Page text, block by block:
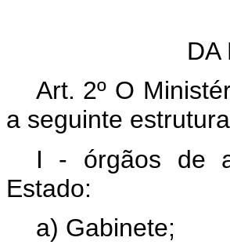
DA
Art. 2º O
a seguinte
I - órgãos de
Estado:
a) Gabinete;